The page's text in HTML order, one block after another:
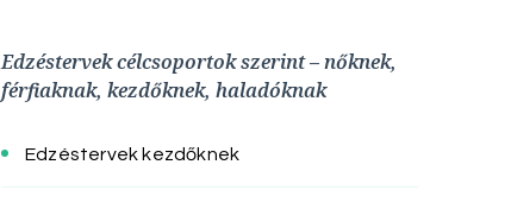
Edzéstervek célcsoportok szerint – nőknek,
férfiaknak, kezdőknek, haladóknak
Edzéstervek kezdőknek